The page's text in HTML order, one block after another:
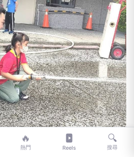
🔥
熱門 Reels
🔍
搜尋